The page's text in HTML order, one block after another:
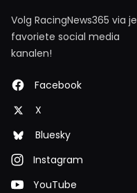
Volg RacingNews365 via je
favoriete social media
kanalen!
Facebook
X
Bluesky
Instagram
YouTube